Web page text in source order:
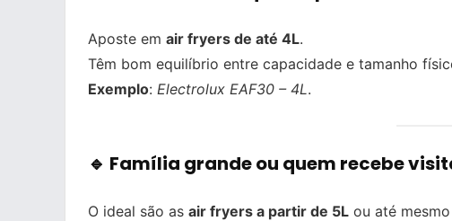
Aposte em air fryers de até 4L.
Têm bom equilíbrio entre capacidade e tamanho
Exemplo: Electrolux EAF30 – 4L.
🔹 Família grande ou quem recebe
O ideal são as air fryers a partir de 5L ou até mesmo